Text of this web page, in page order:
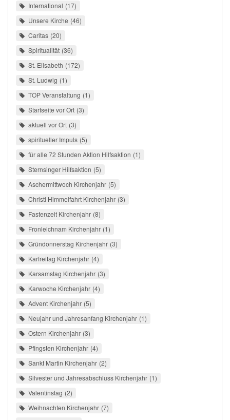
International 17
Unsere Kirche 46
Caritas 20
Spiritualität 36
St. Elisabeth 172
St. Ludwig 1
TOP Veranstaltung 1
Startseite vor Ort 3
aktuell vor Ort 3
spiritueller Impuls 5
für alle 72 Stunden Aktion Hilfsaktion 1
Sternsinger Hilfsaktion 5
Aschermittwoch Kirchenjahr 5
Christi Himmelfahrt Kirchenjahr 3
Fastenzeit Kirchenjahr 8
Fronleichnam Kirchenjahr 1
Gründonnerstag Kirchenjahr 3
Karfreitag Kirchenjahr 4
Karsamstag Kirchenjahr 3
Karwoche Kirchenjahr 4
Advent Kirchenjahr 5
Neujahr und Jahresanfang Kirchenjahr 1
Ostern Kirchenjahr 3
Pfingsten Kirchenjahr 4
Sankt Martin Kirchenjahr 2
Silvester und Jahresabschluss Kirchenjahr 1
Valentinstag 2
Weihnachten Kirchenjahr 7